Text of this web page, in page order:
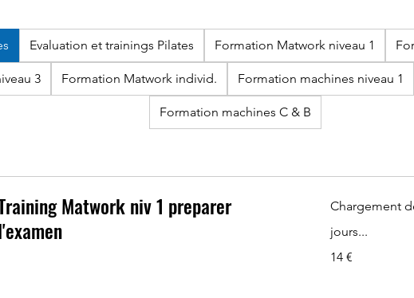
Evaluation et trainings Pilates Formation Matwork niveau 1
3 Formation Matwork individ. Formation machines niveau 1
Formation machines C & B
Matwork niv 1 preparer
Chargement
jours...
euros
14 €